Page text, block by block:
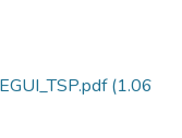
(1.06